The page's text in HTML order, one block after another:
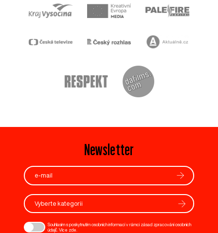
Newsletter
Vyberte kategorii
Souhlasím s poskytnutím osobních informací v rámci zásad zpracování osobních
údajů. Více zde